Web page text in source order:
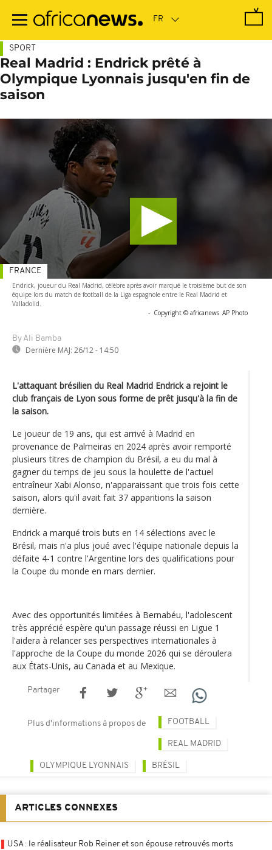
contenu
SPORT
Real Madrid : Endrick prêté à
Olympique Lyonnais jusqu'en fin de
saison
Endrick, joueur du Real Madrid, célèbre après avoir marqué le troisième but de son
équipe lors du match de football de la Liga espagnole entre le Real Madrid et
Valladolid.
- Copyright © africanews AP Photo
By Ali Bamba
Dernière MAJ: 26/12 - 14:50
FRANCE
L'attaquant brésilien du Real Madrid Endrick a rejoint le
club français de Lyon sous forme de prêt jusqu'à la fin de
la saison.
Le joueur de 19 ans, qui est arrivé à Madrid en
provenance de Palmeiras en 2024 après avoir remporté
plusieurs titres de champion du Brésil, a eu du mal à
gagner du temps de jeu sous la houlette de l'actuel
entraîneur Xabi Alonso, n'apparaissant que trois fois cette
saison, alors qu'il avait fait 37 apparitions la saison
dernière.
Endrick a marqué trois buts en 14 sélections avec le
Brésil, mais n'a plus joué avec l'équipe nationale depuis la
défaite 4-1 contre l'Argentine lors des qualifications pour
la Coupe du monde en mars dernier.
Avec des opportunités limitées à Bernabéu, l'adolescent
très apprécié espère qu'un passage réussi en Ligue 1
l'aidera à relancer ses perspectives internationales à
l'approche de la Coupe du monde 2026 qui se déroulera
aux États-Unis, au Canada et au Mexique.
Partager
Plus d'informations à propos de FOOTBALL
REAL MADRID
OLYMPIQUE LYONNAIS BRÉSIL
ARTICLES CONNEXES
USA : le réalisateur Rob Reiner et son épouse retrouvés morts